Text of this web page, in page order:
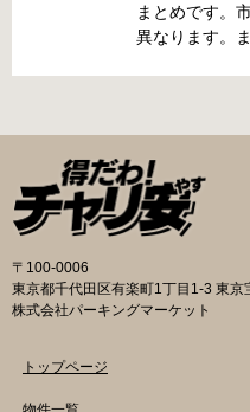
所 住所 一宮
最寄駅 JR東海
千種区吹上1
8544 最寄駅
名古屋高速高
な書類 返還料
印鑑 名古屋市
市朝日ケ丘6丁
愛知環状鉄道
放置自転車等
まとめです。
異なります。
の自転車駐輪
詳しくは直接
用料金 登録手
般：2,500円／
生以下：1,500
障害者手帳を
所にお問い合
はこちら 一宮
〒100-0006
東京都千代田区有楽町1丁目1-3 東京
株式会社パーキングマーケット
トップページ